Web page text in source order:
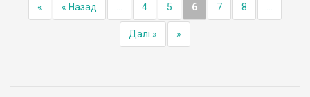
« « Назад 4 5 6 7 8
Далі » »